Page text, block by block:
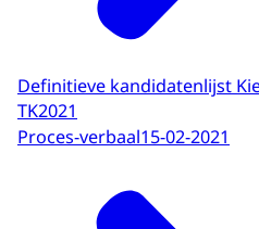
Definitieve kandidatenlijst
TK2021
Proces-verbaal15-02-2021